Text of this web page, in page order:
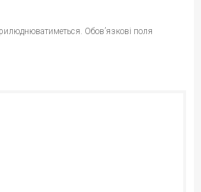
Обов’язкові поля